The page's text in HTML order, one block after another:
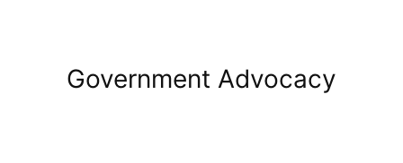
Government Advocacy